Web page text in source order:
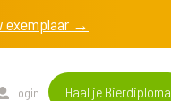
exemplaar →
Login Haal je Bierdiploma